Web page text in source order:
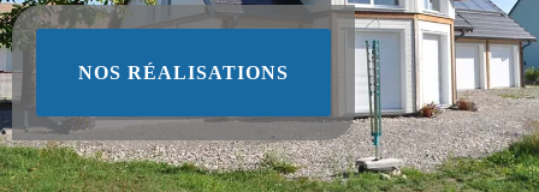
NOS RÉALISATIONS